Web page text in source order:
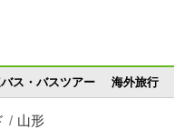
ス・バスツアー 海外旅行
山形